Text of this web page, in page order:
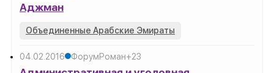
Аджман
Объединенные Арабские Эмираты
04.02.2016 ФорумРоман+23